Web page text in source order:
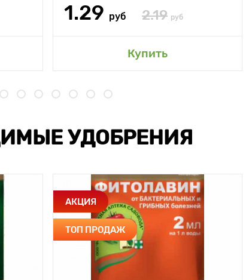
1.29 руб 2.19 руб
Купить
УДОБРЕНИЯ
АКЦИЯ
ТОП ПРОДАЖ